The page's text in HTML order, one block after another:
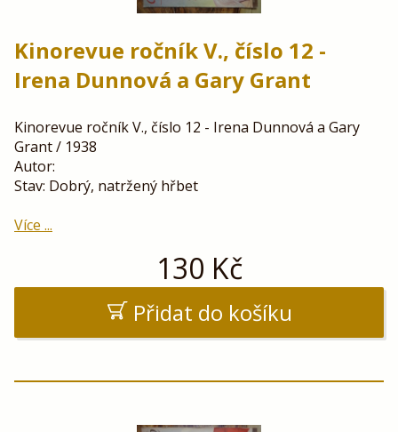
Kinorevue ročník V., číslo 12 -
Irena Dunnová a Gary Grant
Kinorevue ročník V., číslo 12 - Irena Dunnová a Gary
Grant / 1938
Autor:
Stav: Dobrý, natržený hřbet
Více ...
130 Kč
Přidat do košíku